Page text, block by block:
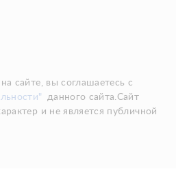
сайте, вы соглашаетесь с
данного сайта.Сайт
и не является публичной